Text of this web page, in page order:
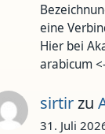
eine
Hier bei
arabicum
sirtirzu
31. Juli